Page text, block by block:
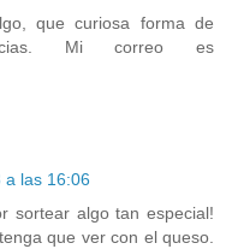
que curiosa forma de
Mi correo es
a las 16:06
sortear algo tan especial!
que ver con el queso.